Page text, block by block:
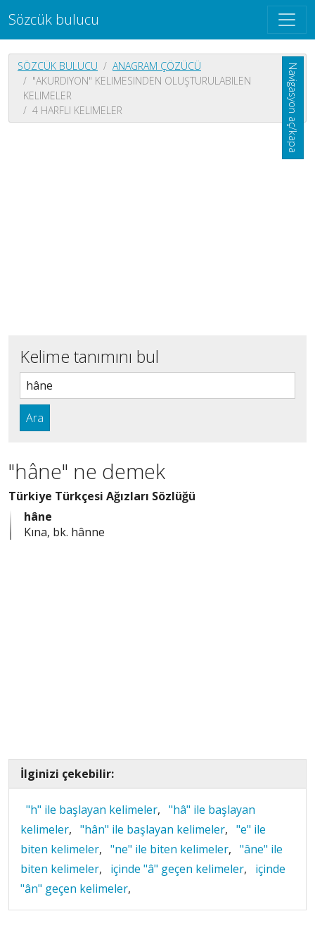
Sözcük bulucu
Navigasyon aç/kapa
SÖZCÜK BULUCU
ANAGRAM ÇÖZÜCÜ
"AKURDIYON" KELIMESINDEN OLUŞTURULABILEN
KELIMELER
4 HARFLI KELIMELER
Kelime tanımını bul
Ara
"hâne" ne demek
Türkiye Türkçesi Ağızları Sözlüğü
hâne
Kına, bk. hânne
İlginizi çekebilir:
"h" ile başlayan kelimeler, "hâ" ile başlayan
kelimeler, "hân" ile başlayan kelimeler, "e" ile
biten kelimeler, "ne" ile biten kelimeler, "âne" ile
biten kelimeler, içinde "â" geçen kelimeler,
içinde
"ân" geçen kelimeler,